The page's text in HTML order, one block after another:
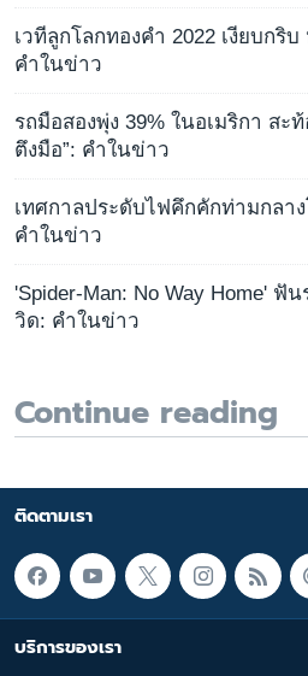
เวทีลูกโลกทองคำ 2022 เงียบกริ
คำในข่าว
รถมือสองพุ่ง 39% ในอเมริกา สะ
ตึงมือ”: คำในข่าว
เทศกาลประดับไฟคึกคักท่ามกลา
คำในข่าว
'Spider-Man: No Way Home' ฟั
วิด: คำในข่าว
Continue reading
ติดตามเรา
บริการของเรา